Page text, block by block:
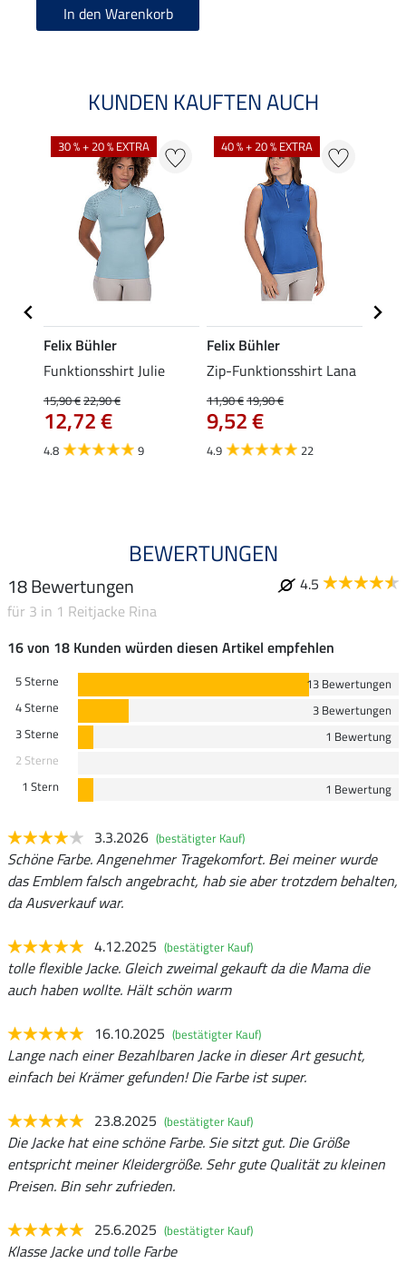
In den Warenkorb
KUNDEN KAUFTEN AUCH
30 % + 20 % EXTRA
Felix Bühler
Funktionsshirt Julie
15,90 €22,90 €
12,72 €
4.8 9
40 % + 20 % EXTRA
Felix Bühler
Zip-Funktionsshirt Lana
11,90 €19,90 €
9,52 €
4.9 22
BEWERTUNGEN
18 Bewertungen
4.5
für 3 in 1 Reitjacke Rina
16 von 18 Kunden würden diesen Artikel empfehlen
5 Sterne
13 Bewertungen
4 Sterne
3 Bewertungen
3 Sterne
1 Bewertung
2 Sterne
1 Stern
1 Bewertung
3.3.2026 (bestätigter Kauf)
Schöne Farbe. Angenehmer Tragekomfort. Bei meiner wurde
das Emblem falsch angebracht, hab sie aber trotzdem behalten,
da Ausverkauf war.
4.12.2025 (bestätigter Kauf)
tolle flexible Jacke. Gleich zweimal gekauft da die Mama die
auch haben wollte. Hält schön warm
16.10.2025 (bestätigter Kauf)
Lange nach einer Bezahlbaren Jacke in dieser Art gesucht,
einfach bei Krämer gefunden! Die Farbe ist super.
23.8.2025 (bestätigter Kauf)
Die Jacke hat eine schöne Farbe. Sie sitzt gut. Die Größe
entspricht meiner Kleidergröße. Sehr gute Qualität zu kleinen
Preisen. Bin sehr zufrieden.
25.6.2025 (bestätigter Kauf)
Klasse Jacke und tolle Farbe